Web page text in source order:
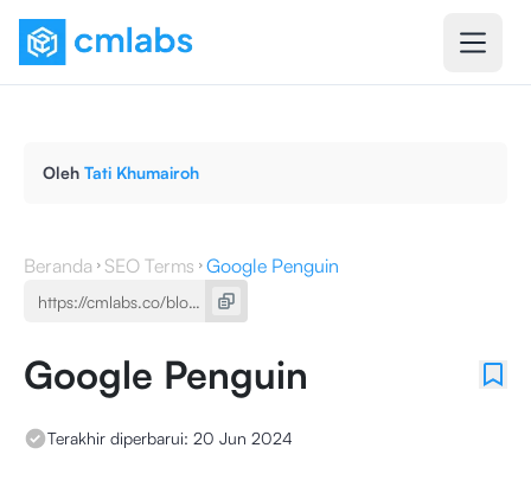
Oleh Tati Khumairoh
Beranda SEO Terms Google Penguin
Google Penguin
Terakhir diperbarui: 20 Jun 2024